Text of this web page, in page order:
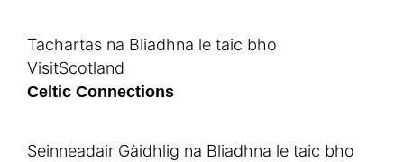
Tachartas na Bliadhna le taic bho
VisitScotland
Celtic Connections
Seinneadair Gàidhlig na Bliadhna le taic bho